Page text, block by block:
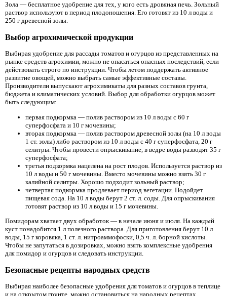
Зола — бесплатное удобрение для тех, у кого есть дровяная печь. Зольный
раствор используют в период плодоношения. Его готовят из 10 л воды и
250 г древесной золы.
Выбор агрохимической продукции
Выбирая удобрение для рассады томатов и огурцов из представленных на
рынке средств агрохимии, можно не опасаться опасных последствий, если
действовать строго по инструкции. Чтобы летом поддержать активное
развитие овощей, можно выбрать самые эффективные составы.
Производители выпускают агрохимикаты для разных составов грунта,
бюджета и климатических условий. Выбор для обработки огурцов может
быть следующим:
первая подкормка — полив раствором из 10 л воды с 60 г
суперфосфата и 10 г мочевины;
вторая подкормка — полив раствором древесной золы (на 10 л воды
1 ст. золы) либо раствором из 10 л воды с 40 г суперфосфата, 20 г
селитры. Чтобы провести опрыскивание, в ведре воды разводят 35 г
суперфосфата;
третья подкормка нацелена на рост плодов. Используется раствор из
10 л воды и 50 г мочевины. Вместо мочевины можно взять 30 г
калийной селитры. Хорошо подходит зольный раствор;
четвертая подкормка продлевает период вегетации. Подойдет
пищевая сода. На 10 л воды берут 2 ст. л. соды. Для опрыскивания
готовят раствор из 10 л воды и 15 г мочевины.
Помидорам хватает двух обработок — в начале июня и июля. На каждый
куст понадобится 1 л полезного раствора. Для приготовления берут 10 л
воды, 15 г коровяка, 1 ст. л. нитроаммофоски, 0,5 ч. л. борной кислоты.
Чтобы не запутаться в дозировках, можно взять комплексные удобрения
для помидор и огурцов и следовать инструкции.
Безопасные рецепты народных средств
Выбирая наиболее безопасные удобрения для томатов и огурцов в теплице
и на открытом грунте, можно остановиться на народных рецептах.